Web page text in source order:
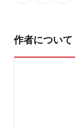
作者について